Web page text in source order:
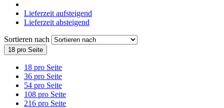
Lieferzeit aufsteigend
Lieferzeit absteigend
Sortieren nach
18 pro Seite
18 pro Seite
36 pro Seite
54 pro Seite
108 pro Seite
216 pro Seite